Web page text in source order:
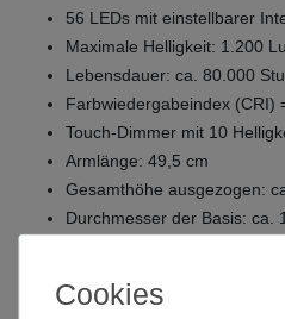
56 LEDs mit einstellbarer
Maximale Helligkeit: 1.200
Lebensdauer: ca. 80.000
Farbwiedergabeindex
Touch-Dimmer mit 10
Armlänge: 49,5 cm
Gesamthöhe ausgezogen:
Durchmesser der Basis:
Adapterausgang: 5 V/2 A
Cookies